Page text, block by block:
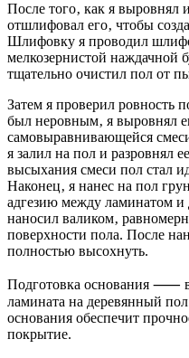
После того‚ как я выровнял
отшлифовал его‚ чтобы
Шлифовку я проводил
мелкозернистой наждачной
тщательно очистил пол от
Затем я проверил ровность
был неровным‚ я выровнял
самовыравнивающейся
я залил на пол и разровнял
высыхания смеси пол стал
Наконец‚ я нанес на пол
адгезию между ламинатом
наносил валиком‚
поверхности пола. После
полностью высохнуть.
Подготовка основания ⸺
ламината на деревянный
основания обеспечит
покрытие.